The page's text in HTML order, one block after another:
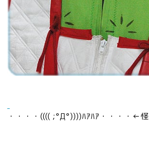
・・・・(((( ;°Д°))))ﾊｱﾊｱ・・・・←怪